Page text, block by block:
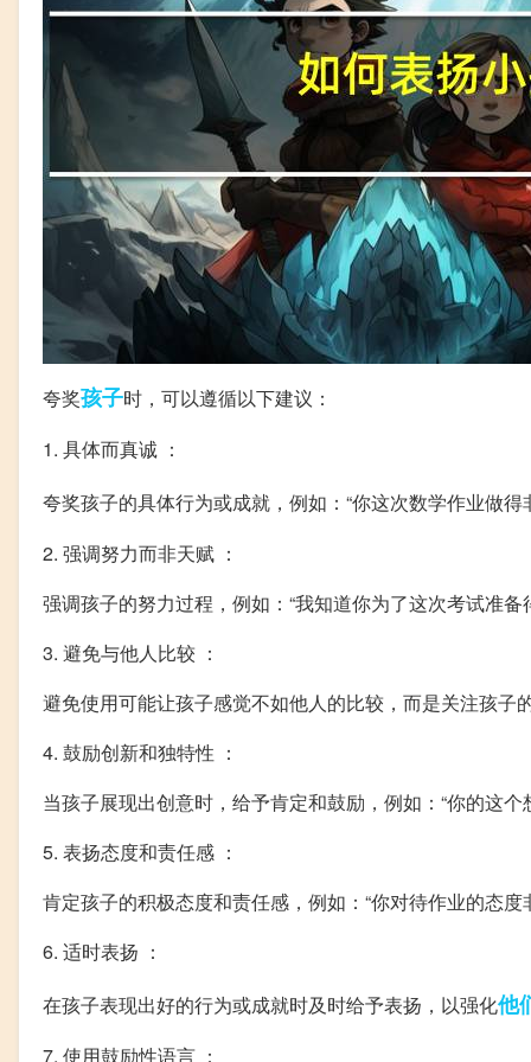
夸奖孩子时，可以遵循以下建议：
1. 具体而真诚 ：
夸奖孩子的具体行为或成就，例如：“你这次数学作业做
2. 强调努力而非天赋 ：
强调孩子的努力过程，例如：“我知道你为了这次考试准
3. 避免与他人比较 ：
避免使用可能让孩子感觉不如他人的比较，而是关注孩子
4. 鼓励创新和独特性 ：
当孩子展现出创意时，给予肯定和鼓励，例如：“你的这
5. 表扬态度和责任感 ：
肯定孩子的积极态度和责任感，例如：“你对待作业的态
6. 适时表扬 ：
在孩子表现出好的行为或成就时及时给予表扬，以强化他
7. 使用鼓励性语言 ：